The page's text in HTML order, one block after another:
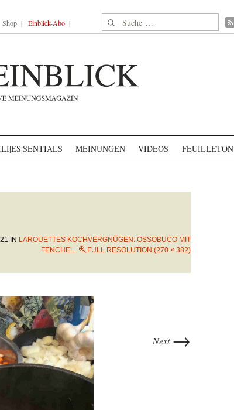
Shop Einblick-Abo Suche nach:
MEINUNGEN VIDEOS FEUILLETON
IN LAROUETTES KOCHVERGNÜGEN: OSSOBUCO MIT
FENCHEL
FULL RESOLUTION (270 × 382)
Next →